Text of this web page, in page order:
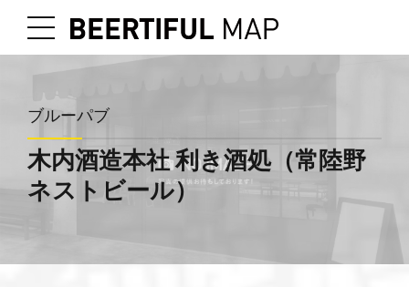
ブルーパブ
木内酒造本社 利き酒処（常陸野
ネストビール）